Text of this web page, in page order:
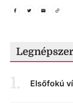
1. Elsőfokú